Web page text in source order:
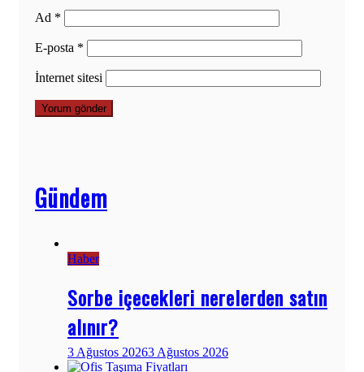
Ad *
E-posta *
İnternet sitesi
Gündem
Haber
Sorbe içecekleri nerelerden satın
alınır?
3 Ağustos 20263 Ağustos 2026